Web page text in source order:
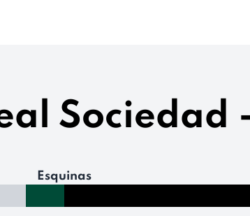
Sociedad
Esquinas